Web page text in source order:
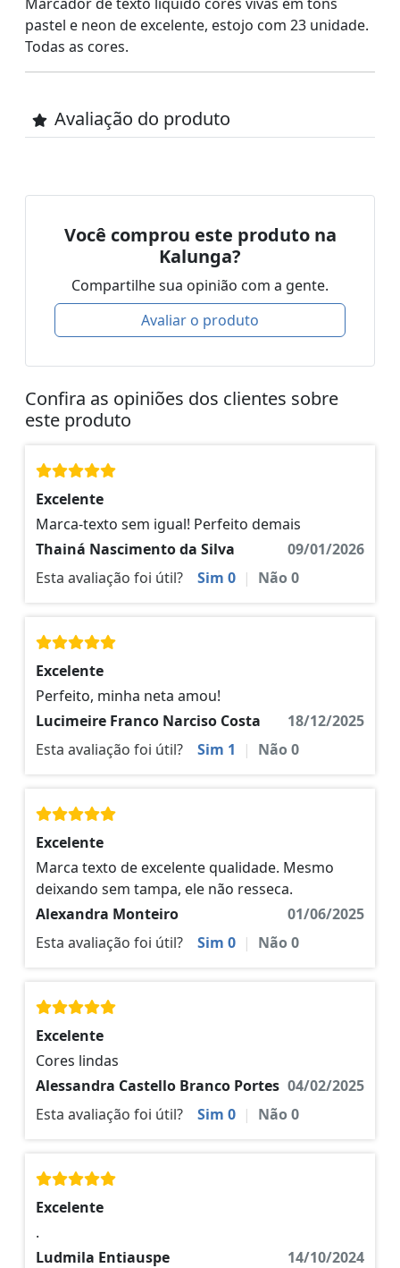
pastel e neon de excelente, estojo com 23 unidade.
Todas as cores.
Avaliação do produto
Você comprou este produto na
Kalunga?
Compartilhe sua opinião com a gente.
Avaliar o produto
Confira as opiniões dos clientes sobre
este produto
Excelente
Marca-texto sem igual! Perfeito demais
Thainá Nascimento da Silva
09/01/2026
Esta avaliação foi útil?
Sim 0 | Não0
Excelente
Perfeito, minha neta amou!
Lucimeire Franco Narciso Costa
18/12/2025
Esta avaliação foi útil?
Sim 1 | Não0
Excelente
Marca texto de excelente qualidade. Mesmo
deixando sem tampa, ele não resseca.
Alexandra Monteiro
01/06/2025
Esta avaliação foi útil?
Sim 0 | Não0
Excelente
Cores lindas
Alessandra Castello Branco Portes 04/02/2025
Esta avaliação foi útil?
Sim 0 | Não0
Excelente
.
Ludmila Entiauspe
14/10/2024